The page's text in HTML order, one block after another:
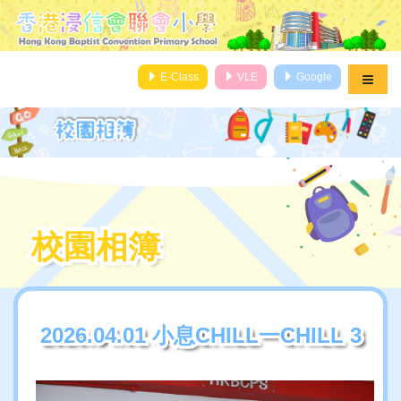
E-Class VLE Google
校園相簿
校園相簿
2026.04.01 小息CHILL一CHILL 3
2026.04.01 小息CHILL一CHILL 3